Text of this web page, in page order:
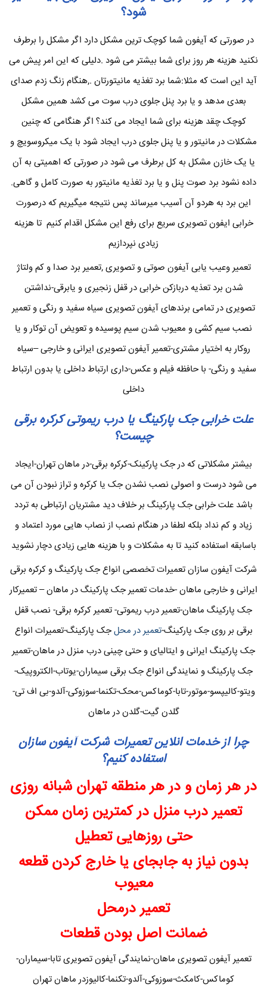
شود؟
در صورتی که آیفون شما کوچک ترین مشکل دارد اگر مشکل را برطرف
نکنید هزینه هر روز برای شما بیشتر می شود .دلیلی که این امر پیش می
آید این است که مثلا:شما برد تغذیه مانیتورتان .,هنگام زنگ زدم صدای
بعدی مدهد و یا برد پنل جلوی درب سوت می کشد همین مشکل
کوچک چقد هزینه برای شما ایجاد می کند؟ اگر هنگامی که چنین
مشکلات در مانیتور و یا پنل جلوی درب ایجاد شود با یک میکروسویچ و
یا یک خازن مشکل به کل برطرف می شود در صورتی که اهمیتی به آن
داده نشود برد صوت پنل و یا برد تغذیه مانیتور به صورت کامل و گاهی.
این برد به هردو آن آسیب میرساند پس نتیجه میگیریم که درصورت
خرابی ایفون تصویری سریع برای رفع این مشکل اقدام کنیم تا هزینه
زیادی نپردازیم
تعمیر وعیب یابی آیفون صوتی و تصویری ,تعمیر برد صدا و کم ولتاژ
شدن برد تعذیه دربازکن خرابی در قفل زنجیری و یابرقی-نداشتن
تصویری در تمامی برندهای آیفون تصویری سیاه سفید و رنگی و تعمیر
نصب سیم کشی و معیوب شدن سیم پوسیده و تعویض آن توکار و یا
روکار به اختیار مشتری-تعمیر آیفون تصویری ایرانی و خارجی –سیاه
سفید و رنگی- با حافظه فیلم و عکس-داری ارتباط داخلی یا بدون ارتباط
داخلی
علت خرابی جک پارکینگ یا درب ریموتی کرکره برقی
چیست؟
بیشتر مشکلاتی که در جک پارکینک-کرکره برقی-در ماهان تهران-ایجاد
می شود درست و اصولی نصب نشدن جک یا کرکره و تراز نبودن آن می
باشد علت خرابی جک پارکینگ بر خلاف دید مشتریان ارتباطی به تردد
زیاد و کم نداد بلکه لطفا در هنگام نصب از نصاب هایی مورد اعتماد و
باسابقه استفاده کنید تا به مشکلات و با هزینه هایی زیادی دچار نشوید
شرکت آیفون سازان تعمیرات تخصصی انواع جک پارکینگ و کرکره برقی
ایرانی و خارجی ماهان -خدمات تعمیر جک پارکینگ در ماهان – تعمیرکار
جک پارکینگ ماهان-تعمیر درب ریموتی- تعمیر کرکره برقی- نصب قفل
برقی بر روی جک پارکینگ-تعمیر در محلجک پارکینگ-تعمیرات انواع
جک پارکینگ ایرانی و ایتالیای و حتی چینی درب منزل در ماهان-تعمیر
جک پارکینگ و نمایندگی انواع جک برقی سیماران-یوتاب-الکتروپیک-
ویتو-کالیپسو-موتور-تابا-کوماکس-محک-تکنما-سوزوکی-آلدو-بی اف تی-
گلدن گیت-گلدن در ماهان
چرا از خدمات انلاین تعمیرات شرکت آیفون سازان
استفاده کنیم؟
در هر زمان و در هر منطقه تهران شبانه روزی
تعمیر درب منزل در کمترین زمان ممکن
حتی روزهایی تعطیل
بدون نیاز به جابجای یا خارج کردن قطعه
معیوب
تعمیر درمحل
ضمانت اصل بودن قطعات
تعمیر آیفون تصویری ماهان-نمایندگی آیفون تصویری تابا-سیماران-
کوماکس-کامکث-سوزوکی-آلدو-تکنما-کالیوزدر ماهان تهران